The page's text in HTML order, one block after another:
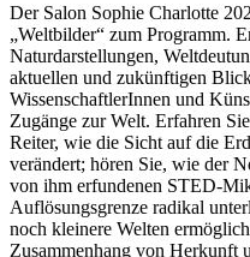
Der Salon Sophie Charlotte
„Weltbilder“ zum Programm.
Naturdarstellungen,
aktuellen und zukünftigen
WissenschaftlerInnen und
Zugänge zur Welt. Erfahren
Reiter, wie die Sicht auf die
verändert; hören Sie, wie der
von ihm erfundenen STED-
Auflösungsgrenze radikal
noch kleinere Welten
Zusammenhang von Herkunft